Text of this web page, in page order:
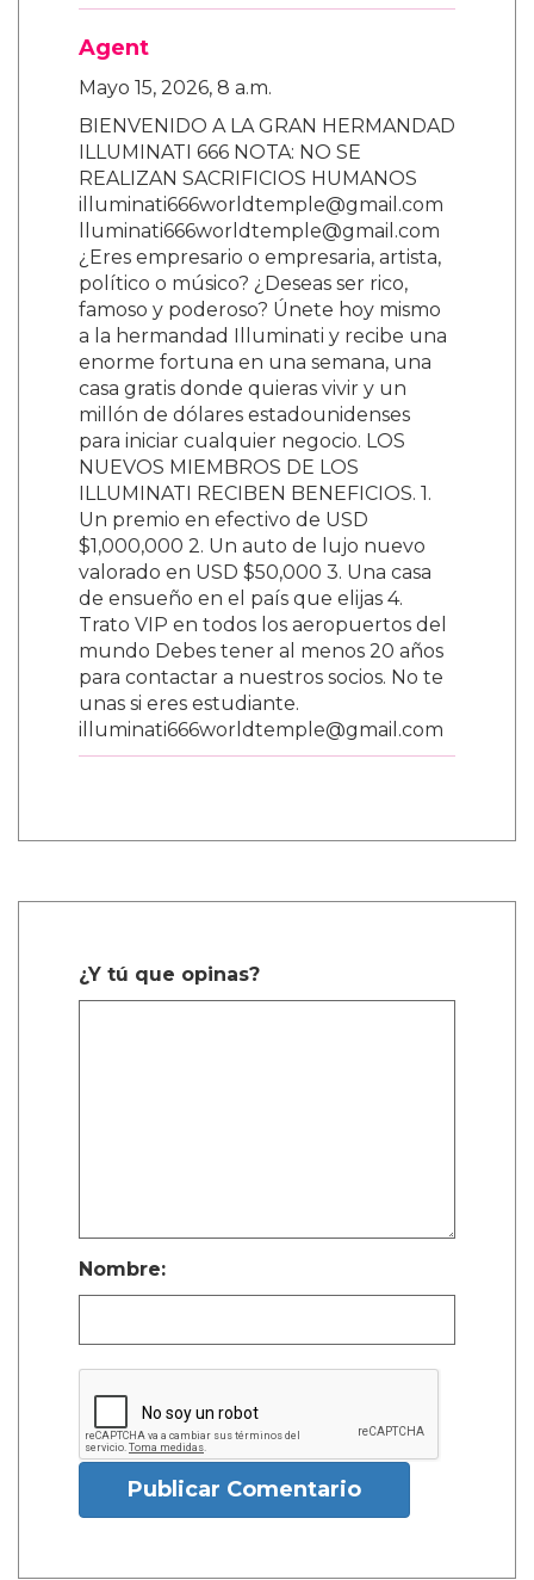
Agent
Mayo 15, 2026, 8 a.m.
BIENVENIDO A LA GRAN HERMANDAD
ILLUMINATI 666 NOTA: NO SE
REALIZAN SACRIFICIOS HUMANOS
illuminati666worldtemple@gmail.com
lluminati666worldtemple@gmail.com
¿Eres empresario o empresaria, artista,
político o músico? ¿Deseas ser rico,
famoso y poderoso? Únete hoy mismo
a la hermandad Illuminati y recibe una
enorme fortuna en una semana, una
casa gratis donde quieras vivir y un
millón de dólares estadounidenses
para iniciar cualquier negocio. LOS
NUEVOS MIEMBROS DE LOS
ILLUMINATI RECIBEN BENEFICIOS. 1.
Un premio en efectivo de USD
$1,000,000 2. Un auto de lujo nuevo
valorado en USD $50,000 3. Una casa
de ensueño en el país que elijas 4.
Trato VIP en todos los aeropuertos del
mundo Debes tener al menos 20 años
para contactar a nuestros socios. No te
unas si eres estudiante.
illuminati666worldtemple@gmail.com
¿Y tú que opinas?
Nombre:
Publicar Comentario